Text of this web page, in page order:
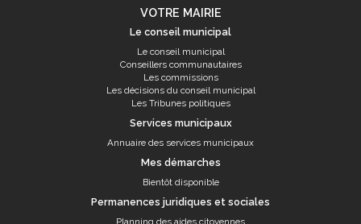
VOTRE MAIRIE
Le conseil municipal
Le conseil municipal
Conseillers communautaires
Les commissions
Les décisions du conseil municipal
Les Tribunes politiques
Services municipaux
Annuaire des services municipaux
Mes démarches
Bientôt disponible
Permanences juridiques et sociales
Planning des aides citoyennes